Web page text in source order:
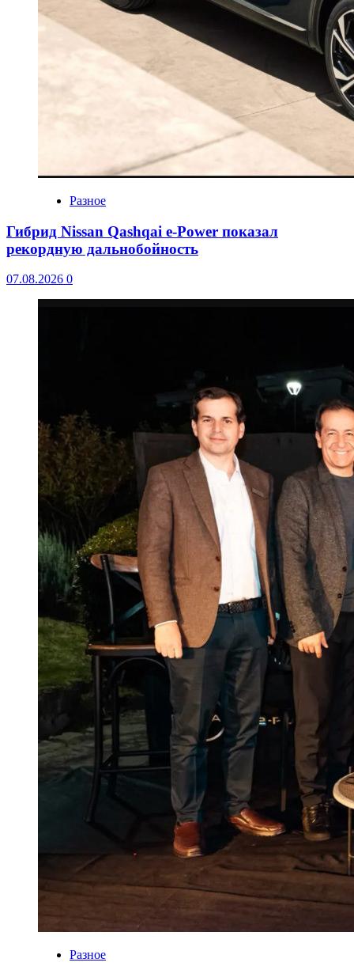
Разное
Гибрид Nissan Qashqai e-Power показал
рекордную дальнобойность
07.08.2026 0
Разное